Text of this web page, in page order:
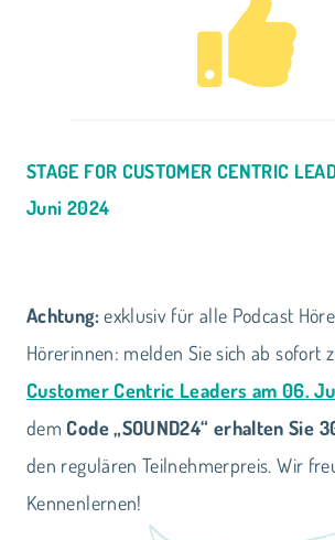
STAGE FOR CUSTOMER CENTRIC
Juni 2024
Achtung:exklusiv für alle Podcast
Hörerinnen: melden Sie sich ab sofort
Customer Centric Leaders am 06.
dem Code „SOUND24“ erhalten Sie
den regulären Teilnehmerpreis. Wir
Kennenlernen!